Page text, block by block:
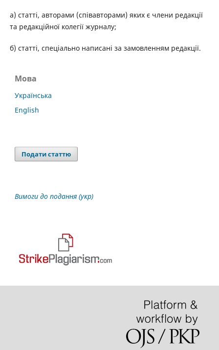
а) статті, авторами (співавторами) яких є члени редакції
та редакційної колегії журналу;
б) статті, спеціально написані за замовленням редакції.
Мова
Українська
English
Подати статтю
Вимоги до подання (укр)